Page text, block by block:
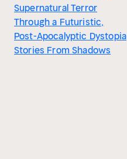
Supernatural Terror
Through a Futuristic,
Post-Apocalyptic Dystopia
Stories From Shadows